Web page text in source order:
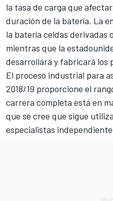
la tasa de carga que
duración de la batería. La
la batería celdas derivadas
mientras que la
desarrollará y fabricará los
El proceso industrial para
2018/19 proporcione el
carrera completa está en
que se cree que sigue
especialistas